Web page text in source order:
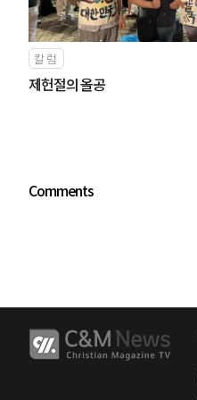
칼럼
제헌절의 올공
Comments